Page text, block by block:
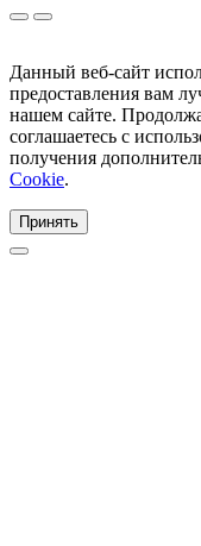
Данный веб-сайт
предоставления вам
нашем сайте.
соглашаетесь с
получения
Cookie.
Принять